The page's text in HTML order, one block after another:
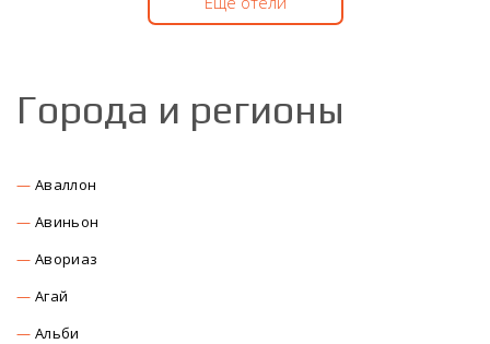
Города и регионы
Аваллон
Авиньон
Авориаз
Агай
Альби